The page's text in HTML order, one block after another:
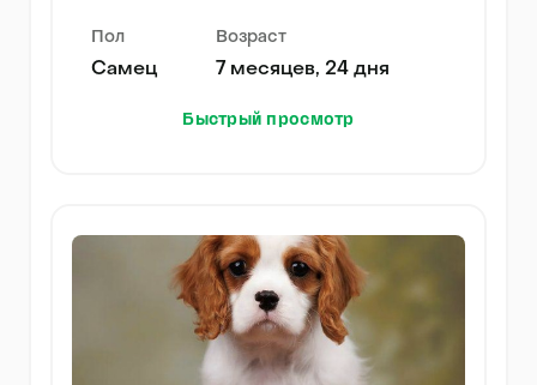
Пол
Самец
Возраст
7 месяцев, 24 дня
Быстрый просмотр